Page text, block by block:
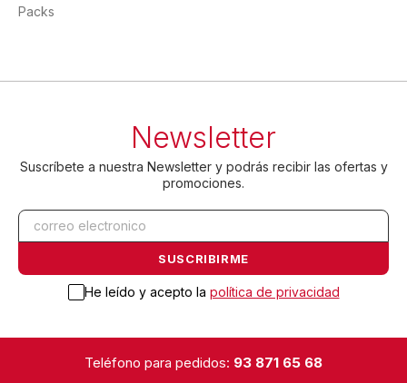
Packs
Newsletter
Suscríbete a nuestra Newsletter y podrás recibir las ofertas y
promociones.
He leído y acepto la política de privacidad
Teléfono para pedidos: 93 871 65 68